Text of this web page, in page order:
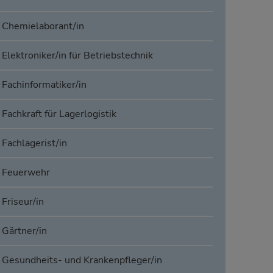
Chemielaborant/in
Elektroniker/in für Betriebstechnik
Fachinformatiker/in
Fachkraft für Lagerlogistik
Fachlagerist/in
Feuerwehr
Friseur/in
Gärtner/in
Gesundheits- und Krankenpfleger/in